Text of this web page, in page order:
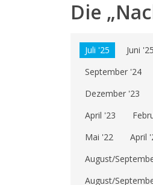
Die
Juli '25 Juni '25
September '24
Dezember '23
April '23
Mai '22
April
August/
August/